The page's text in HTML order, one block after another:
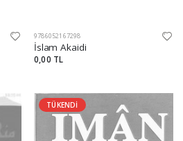
9786052167298
İslam Akaidi
0,00 TL
TÜKENDİ